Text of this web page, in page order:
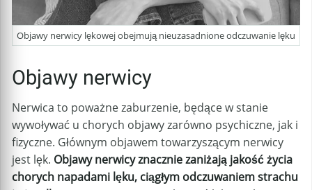
Objawy nerwicy lękowej obejmują nieuzasadnione odczuwanie lęku
Objawy nerwicy
Nerwica to poważne zaburzenie, będące w stanie
wywoływać u chorych objawy zarówno psychiczne, jak i
fizyczne. Głównym objawem towarzyszącym nerwicy
jest lęk. Objawy nerwicy znacznie zaniżają jakość życia
chorych napadami lęku, ciągłym odczuwaniem strachu